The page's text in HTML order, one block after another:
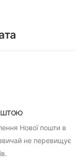
Нової пошти в
не перевищує